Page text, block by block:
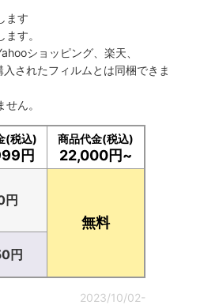
ます
す。
ショッピング、楽天、
されたフィルムとは同梱できま
ん。
(税込)
円
商品代金(税込)
22,000円~
円
無料
円
2023/10/02-